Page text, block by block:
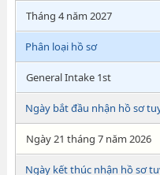
Tháng 4 năm 2027
Phân loại hồ sơ
General Intake 1st
Ngày bắt đầu nhận hồ sơ
Ngày 21 tháng 7 năm 2026
Ngày kết thúc nhận hồ sơ